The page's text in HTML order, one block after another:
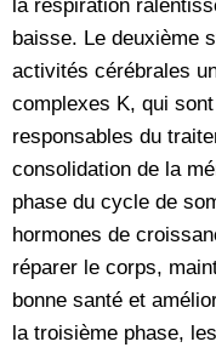
la respiration
baisse. Le deuxième
activités cérébrales
complexes K, qui
responsables du
consolidation de la
phase du cycle de
hormones de
réparer le corps,
bonne santé et
la troisième phase,